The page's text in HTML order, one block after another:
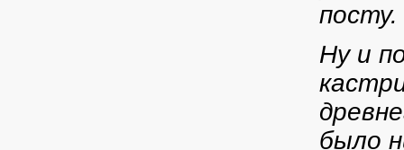
посту.
Ну и
было